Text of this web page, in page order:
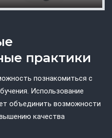
практики
познакомиться с
Использование
объединить возможности
качества